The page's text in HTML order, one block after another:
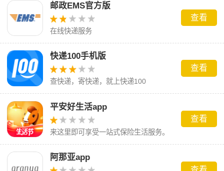
邮政EMS官方版
在线快递服务
查看
快递100手机版
查快递，寄快递，就上快递100
查看
平安好生活app
来这里即可享受一站式保险生活服务。
查看
阿那亚app